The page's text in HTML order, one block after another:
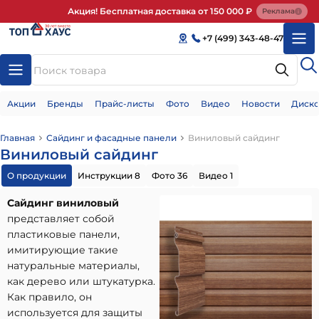
Акция! Бесплатная доставка от 150 000 ₽ Реклама
+7 (499) 343-48-47
Акции Бренды Прайс-листы Фото Видео Новости
Главная Сайдинг и фасадные панели Виниловый сайдинг
Виниловый сайдинг
О продукции Инструкции 8 Фото 36 Видео 1
Сайдинг виниловый
представляет собой
пластиковые панели,
имитирующие такие
натуральные материалы,
как дерево или штукатурка.
Как правило, он
используется для защиты